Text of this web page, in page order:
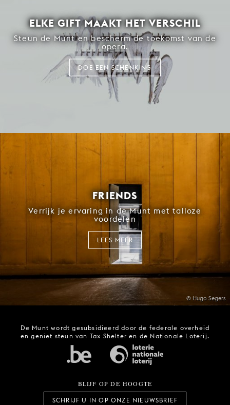
ELKE GIFT MAAKT HET VERSCHIL
Steun de Munt en bescherm de toekomst van de
opera.
DOE EEN SCHENKING
© Hugo Segers
FRIENDS
Verrijk je ervaring in de Munt met talloze
voordelen
LEES MEER
De Munt wordt gesubsidieerd door de federale overheid
en geniet steun van Tax Shelter en de Nationale Loterij.
BLIJF OP DE HOOGTE
SCHRIJF U IN OP ONZE NIEUWSBRIEF